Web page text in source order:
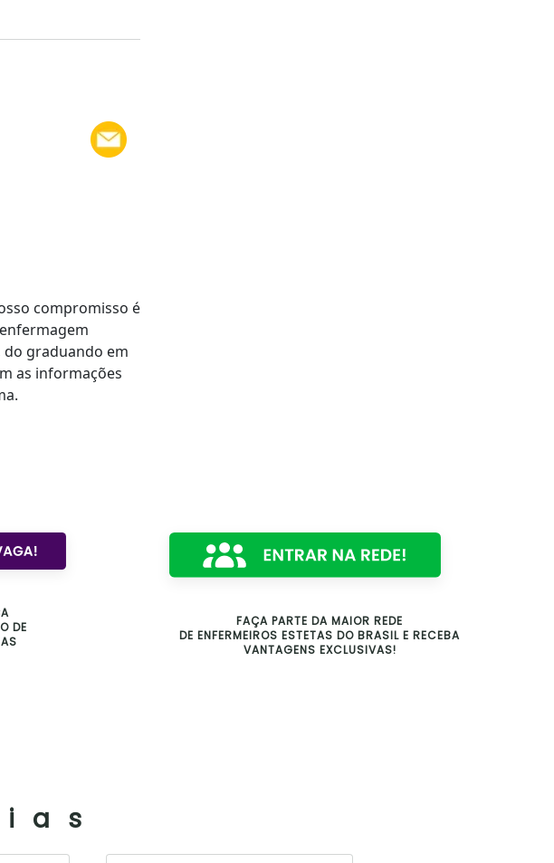
compromisso é
graduando em
as informações
DE
FAÇA PARTE DA MAIOR REDE
DE ENFERMEIROS ESTETAS DO BRASIL E RECEBA
VANTAGENS EXCLUSIVAS!